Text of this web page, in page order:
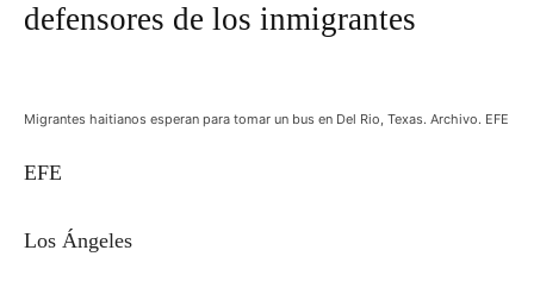
defensores de los inmigrantes
Migrantes haitianos esperan para tomar un bus en Del Rio, Texas. Archivo. EFE
EFE
Los Ángeles